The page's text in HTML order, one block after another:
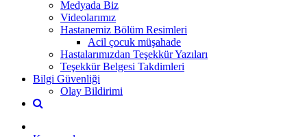
Medyada Biz
Videolarımız
Hastanemiz Bölüm Resimleri
Acil çocuk müşahade
Hastalarımızdan Teşekkür Yazıları
Teşekkür Belgesi Takdimleri
Bilgi Güvenliği
Olay Bildirimi